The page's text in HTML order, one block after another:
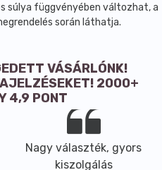
, E- és K-vitamin szerepel.
laktózmentes,
súlya függvényében változhat, a
során láthatja.
VÁSÁRLÓNK!
2000+
4,9 PONT
Nagy választék, gyors
kiszolgálás